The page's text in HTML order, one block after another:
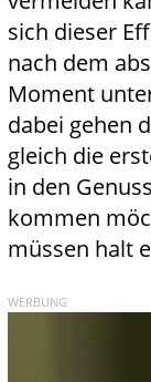
sich dieser
nach dem
Moment
dabei gehen
gleich die
in den
kommen
müssen halt
WERBUNG